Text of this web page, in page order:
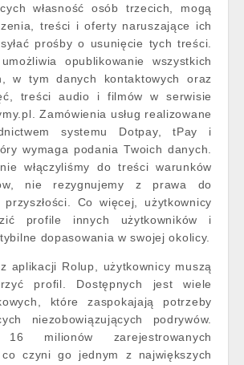
własność osób trzecich, mogą
treści i oferty naruszające ich
prośby o usunięcie tych treści.
opublikowanie wszystkich
w tym danych kontaktowych oraz
treści audio i filmów w serwisie
Zamówienia usług realizowane
systemu Dotpay, tPay i
wymaga podania Twoich danych.
włączyliśmy do treści warunków
nie rezygnujemy z prawa do
Co więcej, użytkownicy
profile innych użytkowników i
dopasowania w swojej okolicy.
aplikacji Rolup, użytkownicy muszą
profil. Dostępnych jest wiele
które zaspokajają potrzeby
niezobowiązujących podrywów.
milionów zarejestrowanych
co czyni go jednym z największych